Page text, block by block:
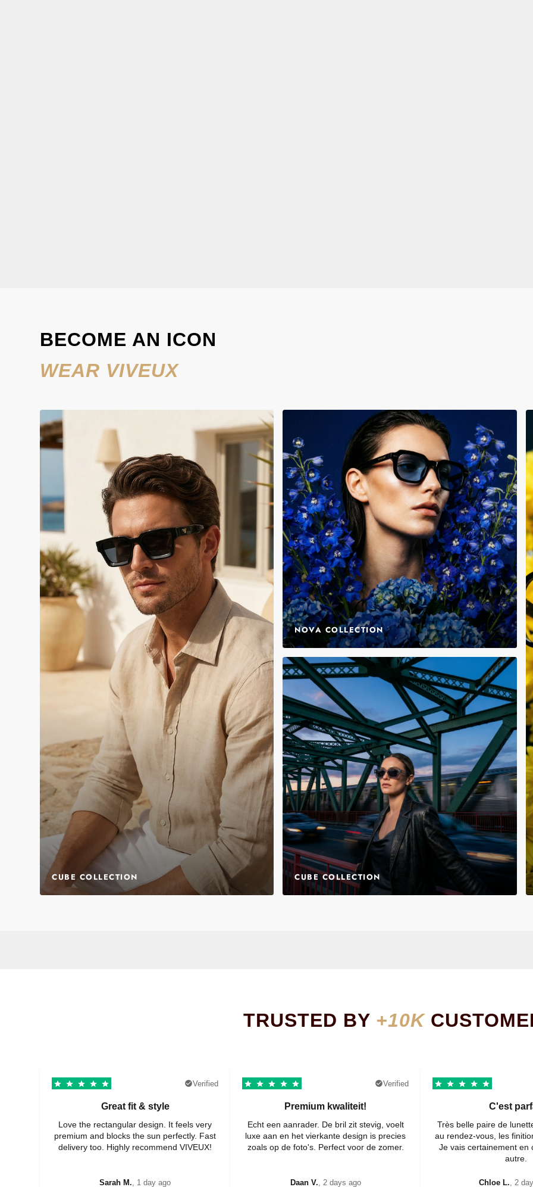
BECOME AN ICON
WEAR VIVEUX
CUBE COLLECTION
NOVA COLLECTION
CUBE COLLECTION
TRUSTED BY +10K
Verified
Great fit & style
Love the rectangular design. It feels very
premium and blocks the sun perfectly. Fast
delivery too. Highly recommend VIVEUX!
Sarah M. , 1 day ago
Verified
Premium kwaliteit!
Echt een aanrader. De bril zit stevig, voelt
luxe aan en het vierkante design is precies
zoals op de foto's. Perfect voor de zomer.
Daan V. , 2 days ago
C'est
Très belle paire de
au rendez-vous, les
Je vais certainement en
autre.
Chloe L. , 2